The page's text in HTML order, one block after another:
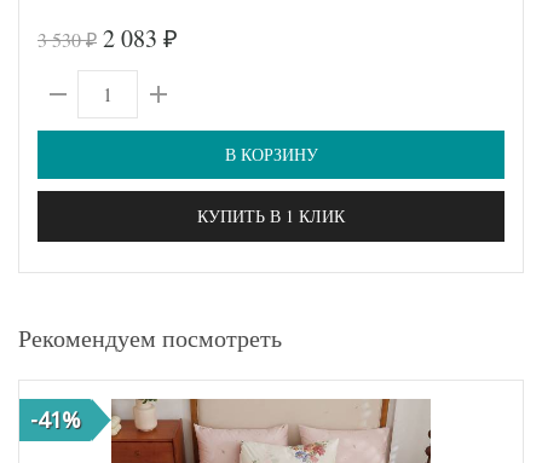
3 530₽ 2 083 ₽
В КОРЗИНУ
КУПИТЬ В 1 КЛИК
Рекомендуем посмотреть
-41%